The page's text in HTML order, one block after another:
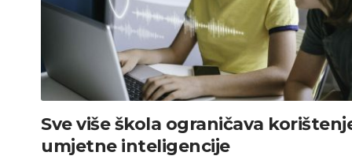
Sve više škola ograničava
umjetne inteligencije